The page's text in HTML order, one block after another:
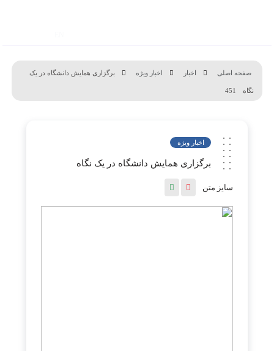
صفحه اصلی اخبار اخبار ویژه برگزاری همایش دانشگاه در یک
نگاه 451
اخبار ویژه
برگزاری همایش دانشگاه در یک نگاه
سایز متن